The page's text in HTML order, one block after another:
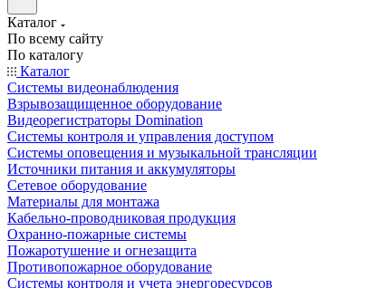
Каталог
По всему сайту
По каталогу
Каталог
Системы видеонаблюдения
Взрывозащищенное оборудование
Видеорегистраторы Domination
Системы контроля и управления доступом
Системы оповещения и музыкальной трансляции
Источники питания и аккумуляторы
Сетевое оборудование
Материалы для монтажа
Кабельно-проводниковая продукция
Охранно-пожарные системы
Пожаротушение и огнезащита
Противопожарное оборудование
Системы контроля и учета энергоресурсов